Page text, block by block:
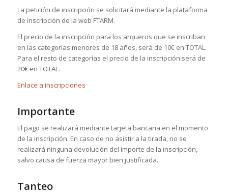
La petición de inscripción se solicitará mediante la plataforma
de inscripción de la web FTARM.
El precio de la inscripción para los arqueros que se inscriban
en las categorías menores de 18 años, será de 10€ en TOTAL.
Para el resto de categorías el precio de la inscripción será de
20€ en TOTAL.
Enlace a inscripciones
Importante
El pago se realizará mediante tarjeta bancaria en el momento
de la inscripción. En caso de no asistir a la tirada, no se
realizará ninguna devolución del importe de la inscripción,
salvo causa de fuerza mayor bien justificada.
Tanteo